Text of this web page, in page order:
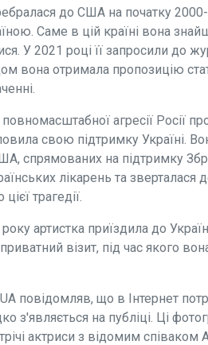
до США на початку
Саме в цій країні вона
У 2021 році її запросили до
вона отримала пропозицію
повномасштабної агресії Росії
свою підтримку Україні.
спрямованих на підтримку
лікарень та зверталася
трагедії.
артистка приїздила до
візит, під час якого
повідомляв, що в Інтернет
з'являється на публіці. Ці
актриси з відомим співаком